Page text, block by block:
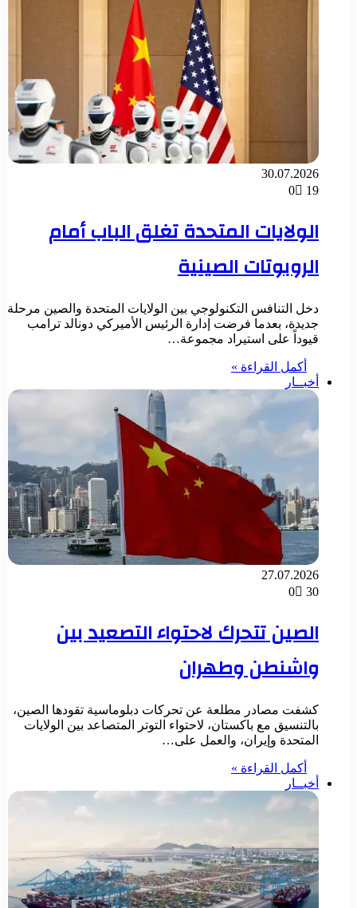
30.07.2026
0
19
الولايات المتحدة تغلق الباب أمام
الروبوتات الصينية
دخل التنافس التكنولوجي بين الولايات المتحدة والصين مرحلة
جديدة، بعدما فرضت إدارة الرئيس الأميركي دونالد ترامب
قيوداً على استيراد مجموعة…
أكمل القراءة »
أخبــار
27.07.2026
0
30
الصين تتحرك لاحتواء التصعيد بين
واشنطن وطهران
كشفت مصادر مطلعة عن تحركات دبلوماسية تقودها الصين،
بالتنسيق مع باكستان، لاحتواء التوتر المتصاعد بين الولايات
المتحدة وإيران، والعمل على…
أكمل القراءة »
أخبــار